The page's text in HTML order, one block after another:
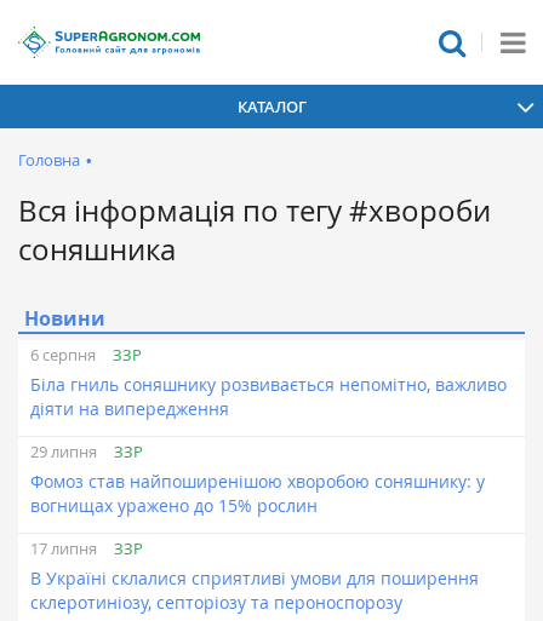
КАТАЛОГ
Головна •
Вся інформація по тегу #хвороби
соняшника
Новини
6 серпня ЗЗР
Біла гниль соняшнику розвивається непомітно, важливо
діяти на випередження
29 липня ЗЗР
Фомоз став найпоширенішою хворобою соняшнику: у
вогнищах уражено до 15% рослин
17 липня ЗЗР
В Україні склалися сприятливі умови для поширення
склеротиніозу, септоріозу та пероноспорозу